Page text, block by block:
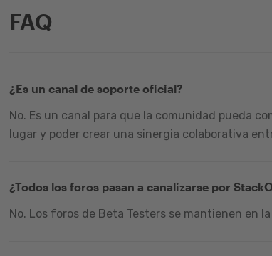
FAQ
¿Es un canal de soporte oficial?
No. Es un canal para que la comunidad pueda
lugar y poder crear una sinergia colaborativa
¿Todos los foros pasan a canalizarse por
No. Los foros de Beta Testers se mantienen en